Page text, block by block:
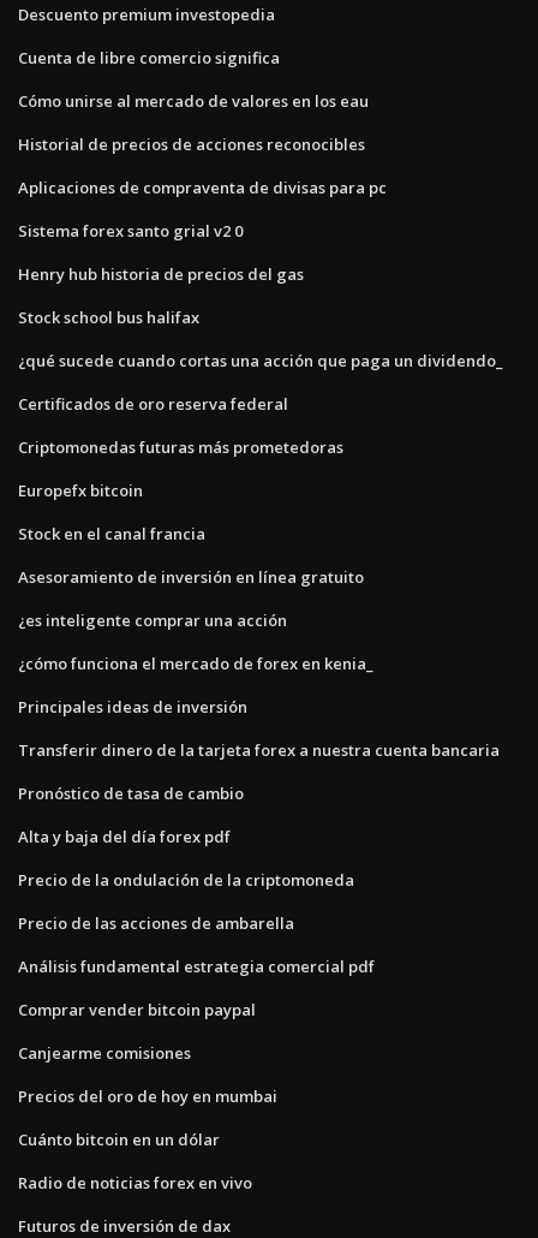
Descuento premium investopedia
Cuenta de libre comercio significa
Cómo unirse al mercado de valores en los eau
Historial de precios de acciones reconocibles
Aplicaciones de compraventa de divisas para pc
Sistema forex santo grial v2 0
Henry hub historia de precios del gas
Stock school bus halifax
¿qué sucede cuando cortas una acción que paga un dividendo_
Certificados de oro reserva federal
Criptomonedas futuras más prometedoras
Europefx bitcoin
Stock en el canal francia
Asesoramiento de inversión en línea gratuito
¿es inteligente comprar una acción
¿cómo funciona el mercado de forex en kenia_
Principales ideas de inversión
Transferir dinero de la tarjeta forex a nuestra cuenta bancaria
Pronóstico de tasa de cambio
Alta y baja del día forex pdf
Precio de la ondulación de la criptomoneda
Precio de las acciones de ambarella
Análisis fundamental estrategia comercial pdf
Comprar vender bitcoin paypal
Canjearme comisiones
Precios del oro de hoy en mumbai
Cuánto bitcoin en un dólar
Radio de noticias forex en vivo
Futuros de inversión de dax